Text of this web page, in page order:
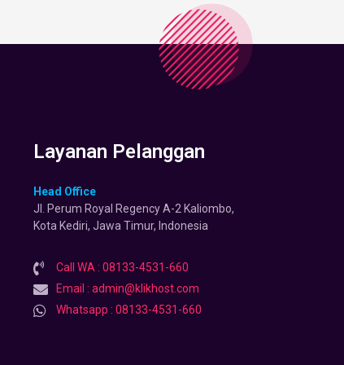
Layanan Pelanggan
Head Office
Jl. Perum Royal Regency A-2 Kaliombo,
Kota Kediri, Jawa Timur, Indonesia
Call WA : 08133-4531-660
Email : admin@klikhost.com
Whatsapp : 08133-4531-660